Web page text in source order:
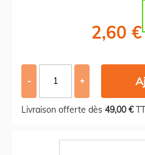
2,60 €
- +
Livraison offerte dès 49,00 €